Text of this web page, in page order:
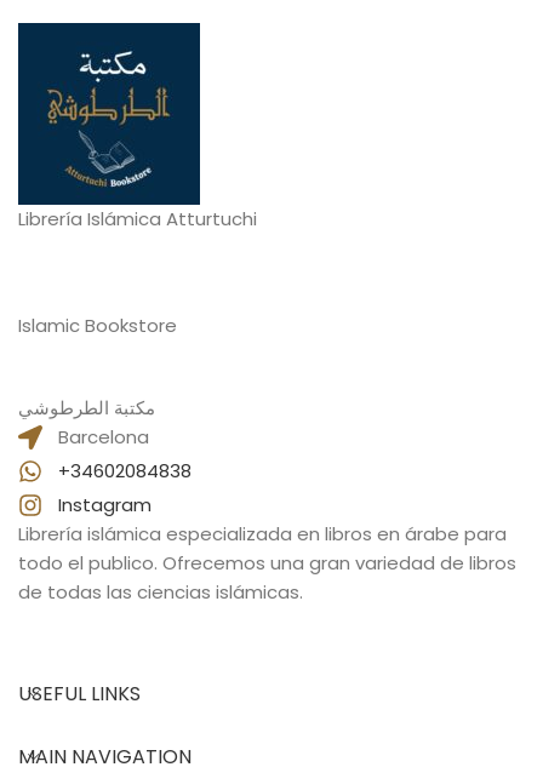
Librería Islámica Atturtuchi
Islamic Bookstore
مكتبة الطرطوشي
Barcelona
+34602084838
Instagram
Librería islámica especializada en libros en árabe para
todo el publico. Ofrecemos una gran variedad de libros
de todas las ciencias islámicas.
USEFUL LINKS
MAIN NAVIGATION